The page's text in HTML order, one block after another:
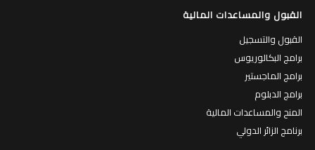
القبول والمساعدات المالية
القبول والتسجيل
برامج البكالوريوس
برامج الماجستير
برامج الدبلوم
المنح والمساعدات المالية
برنامج الزائر الدولي